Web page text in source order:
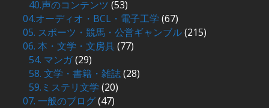
40.声のコンテンツ (53)
04.オーディオ・BCL・電子工学 (67)
05. スポーツ・競馬・公営ギャンブル(215)
06. 本・文学・文房具(77)
54. マンガ(29)
58. 文学・書籍・雑誌(28)
59.ミステリ文学 (20)
07. 一般のブログ(47)